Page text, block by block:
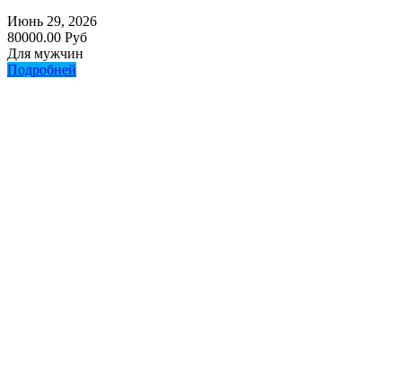
Июнь 29, 2026
80000.00 Руб
Для мужчин
Подробней